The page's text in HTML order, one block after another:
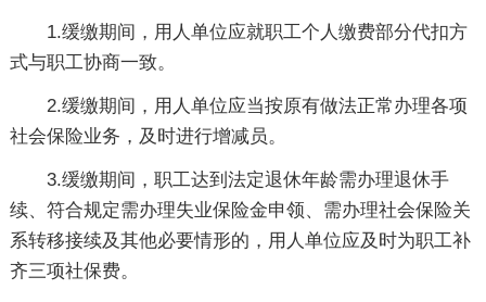
1.缓缴期间，用人单位应就职工个人缴费部分代扣方
式与职工协商一致。
2.缓缴期间，用人单位应当按原有做法正常办理各项
社会保险业务，及时进行增减员。
3.缓缴期间，职工达到法定退休年龄需办理退休手
续、符合规定需办理失业保险金申领、需办理社会保险关
系转移接续及其他必要情形的，用人单位应及时为职工补
齐三项社保费。